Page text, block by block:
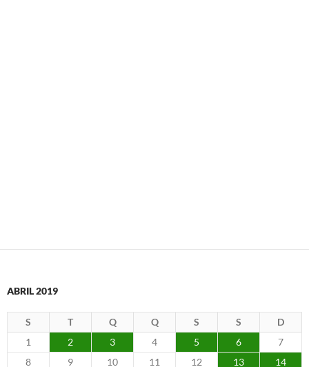
ABRIL 2019
S T Q Q S S
D
1
2 3 4 5 6
7
8
9 10 11 12 13 14